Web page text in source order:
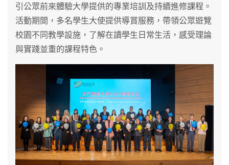
引公眾前來體驗大學提供的專業培訓及持續進修課程。
活動期間，多名學生大使提供導賞服務，帶領公眾遊覽
校園不同教學設施，了解在讀學生日常生活，感受理論
與實踐並重的課程特色。